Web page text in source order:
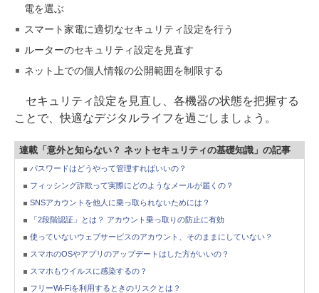
電を選ぶ
スマート家電に適切なセキュリティ設定を行う
ルーターのセキュリティ設定を見直す
ネット上での個人情報の公開範囲を制限する
セキュリティ設定を見直し、各機器の状態を把握する
ことで、快適なデジタルライフを過ごしましょう。
連載「意外と知らない？ ネットセキュリティの基礎知識」の記事
パスワードはどうやって管理すればいいの？
フィッシング詐欺って実際にどのようなメールが届くの？
SNSアカウントを他人に乗っ取られないためには？
「2段階認証」とは？ アカウント乗っ取りの防止に有効
使っていないウェブサービスのアカウント、そのままにしていない？
スマホのOSやアプリのアップデートはした方がいいの？
スマホもウイルスに感染するの？
フリーWi-Fiを利用するときのリスクとは？